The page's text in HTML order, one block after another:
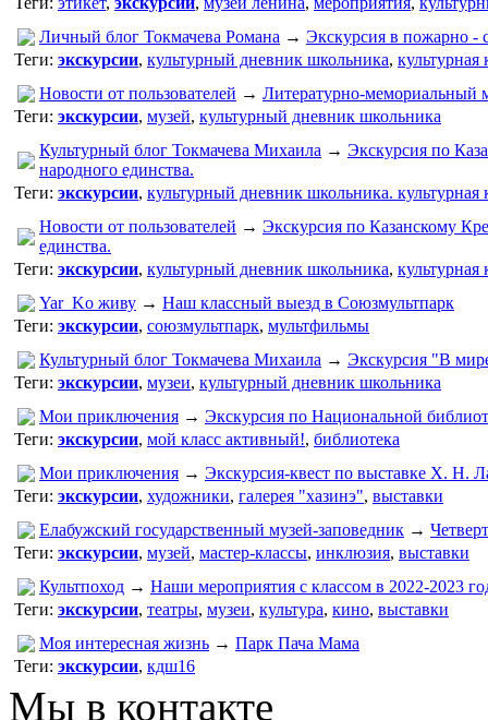
Личный блог Токмачева Романа → Экскурсия в пожарно -
Теги: экскурсии, культурный дневник школьника, культурная
Новости от пользователей → Литературно-мемориальный
Теги: экскурсии, музей, культурный дневник школьника
Культурный блог Токмачева Михаила → Экскурсия по
народного единства.
Теги: экскурсии, культурный дневник школьника. культурная
Новости от пользователей → Экскурсия по Казанскому
единства.
Теги: экскурсии, культурный дневник школьника, культурная
Yar_Ko живу → Наш классный выезд в Союзмультпарк
Теги: экскурсии, союзмультпарк, мультфильмы
Культурный блог Токмачева Михаила → Экскурсия "В
Теги: экскурсии, музеи, культурный дневник школьника
Мои приключения → Экскурсия по Национальной
Теги: экскурсии, мой класс активный!, библиотека
Мои приключения → Экскурсия-квест по выставке Х. Н.
Теги: экскурсии, художники, галерея "хазинэ", выставки
Елабужский государственный музей-заповедник →
Теги: экскурсии, музей, мастер-классы, инклюзия, выставки
Культпоход → Наши мероприятия с классом в 2022-2023
Теги: экскурсии, театры, музеи, культура, кино, выставки
Моя интересная жизнь → Парк Пача Мама
Теги: экскурсии, кдш16
Мы в контакте